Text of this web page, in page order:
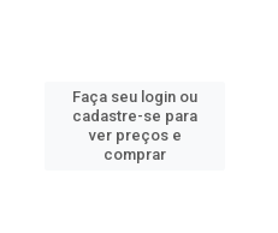
Faça seu login ou
cadastre-se para
ver preços e
comprar